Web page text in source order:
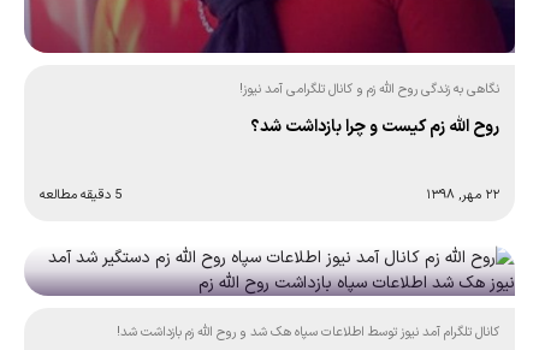
نگاهی به زندگی روح الله زم و کانال تلگرامی آمد نیوز!
روح الله زم کیست و چرا بازداشت شد؟
۲۲ مهر, ۱۳۹۸ 5 دقیقه مطالعه
کانال تلگرام آمد نیوز توسط اطلاعات سپاه هک شد و روح الله زم بازداشت شد!